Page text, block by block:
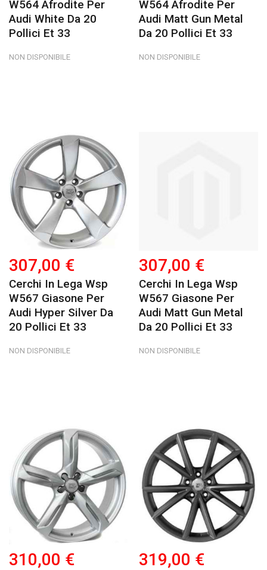
W564 Afrodite Per
Audi White Da 20
Pollici Et 33
NON DISPONIBILE
W564 Afrodite Per
Audi Matt Gun Metal
Da 20 Pollici Et 33
NON DISPONIBILE
307,00 €
Cerchi In Lega Wsp
W567 Giasone Per
Audi Hyper Silver Da
20 Pollici Et 33
NON DISPONIBILE
307,00 €
Cerchi In Lega Wsp
W567 Giasone Per
Audi Matt Gun Metal
Da 20 Pollici Et 33
NON DISPONIBILE
310,00 € 319,00 €